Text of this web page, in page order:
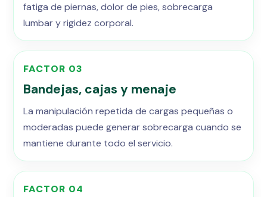
fatiga de piernas, dolor de pies, sobrecarga
lumbar y rigidez corporal.
FACTOR 03
Bandejas, cajas y menaje
La manipulación repetida de cargas pequeñas o
moderadas puede generar sobrecarga cuando se
mantiene durante todo el servicio.
FACTOR 04